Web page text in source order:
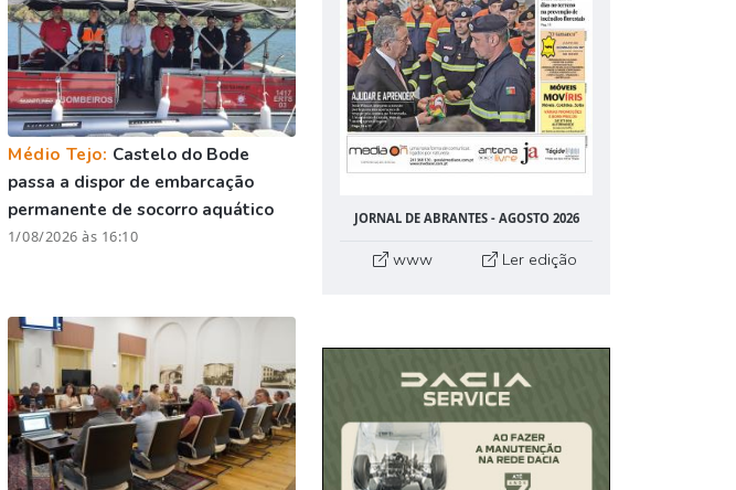
Médio Tejo: Castelo do Bode
passa a dispor de embarcação
permanente de socorro aquático
1/08/2026 às 16:10
JORNAL DE ABRANTES - AGOSTO 2026
www Ler edição